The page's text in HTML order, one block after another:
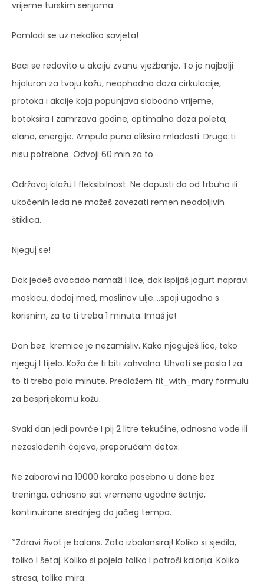
vrijeme turskim serijama.
Pomladi se uz nekoliko savjeta!
Baci se redovito u akciju zvanu vježbanje. To je najbolji
hijaluron za tvoju kožu, neophodna doza cirkulacije,
protoka i akcije koja popunjava slobodno vrijeme,
botoksira I zamrzava godine, optimalna doza poleta,
elana, energije. Ampula puna eliksira mladosti. Druge ti
nisu potrebne. Odvoji 60 min za to.
Održavaj kilažu I fleksibilnost. Ne dopusti da od trbuha ili
ukočenih leđa ne možeš zavezati remen neodoljivih
štiklica.
Njeguj se!
Dok jedeš avocado namaži I lice, dok ispijaš jogurt napravi
maskicu, dodaj med, maslinov ulje….spoji ugodno s
korisnim, za to ti treba 1 minuta. Imaš je!
Dan bez kremice je nezamisliv. Kako njeguješ lice, tako
njeguj I tijelo. Koža će ti biti zahvalna. Uhvati se posla I za
to ti treba pola minute. Predlažem fit_with_mary formulu
za besprijekornu kožu.
Svaki dan jedi povrće I pij 2 litre tekućine, odnosno vode ili
nezaslađenih čajeva, preporučam detox.
Ne zaboravi na 10000 koraka posebno u dane bez
treninga, odnosno sat vremena ugodne šetnje,
kontinuirane srednjeg do jačeg tempa.
*Zdravi život je balans. Zato izbalansiraj! Koliko si sjedila,
toliko I šetaj. Koliko si pojela toliko I potroši kalorija. Koliko
stresa, toliko mira.